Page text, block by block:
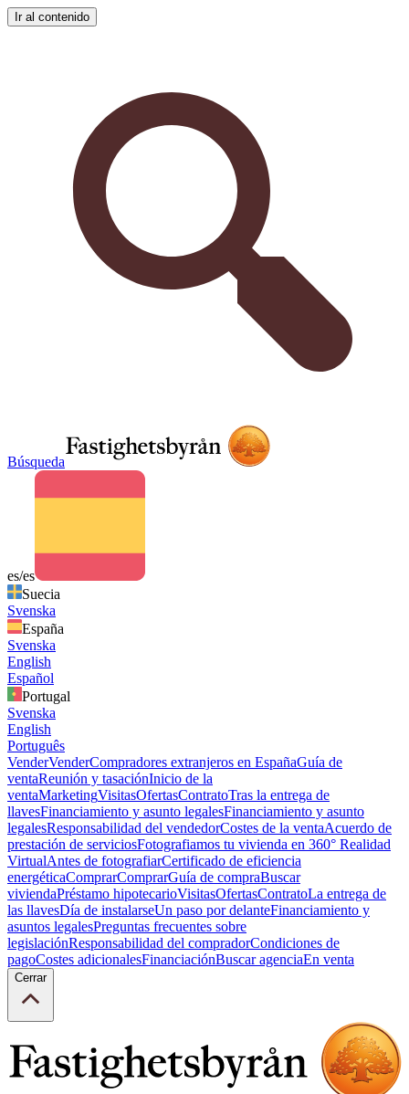
Ir al contenido
Búsqueda
es/es
Suecia
Svenska
España
Svenska
English
Español
Portugal
Svenska
English
Português
VenderVenderCompradores extranjeros en EspañaGuía de
ventaReunión y tasaciónInicio de la
ventaMarketingVisitasOfertasContratoTras la entrega de
llavesFinanciamiento y asunto legalesFinanciamiento y asunto
legalesResponsabilidad del vendedorCostes de la ventaAcuerdo de
prestación de serviciosFotografiamos tu vivienda en 360° Realidad
VirtualAntes de fotografiarCertificado de eficiencia
energéticaComprarComprarGuía de compraBuscar
viviendaPréstamo hipotecarioVisitasOfertasContratoLa entrega de
las llavesDía de instalarseUn paso por delanteFinanciamiento y
asuntos legalesPreguntas frecuentes sobre
legislaciónResponsabilidad del compradorCondiciones de
pagoCostes adicionalesFinanciaciónBuscar agenciaEn venta
Cerrar